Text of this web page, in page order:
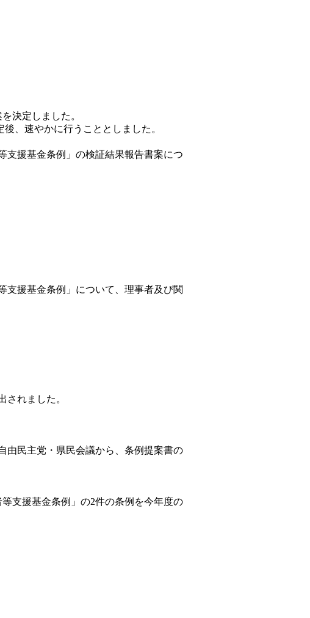
決定しました。
、速やかに行うこととしました。
支援基金条例」の検証結果報告書案につ
支援基金条例」について、理事者及び関
されました。
由民主党・県民会議から、条例提案書の